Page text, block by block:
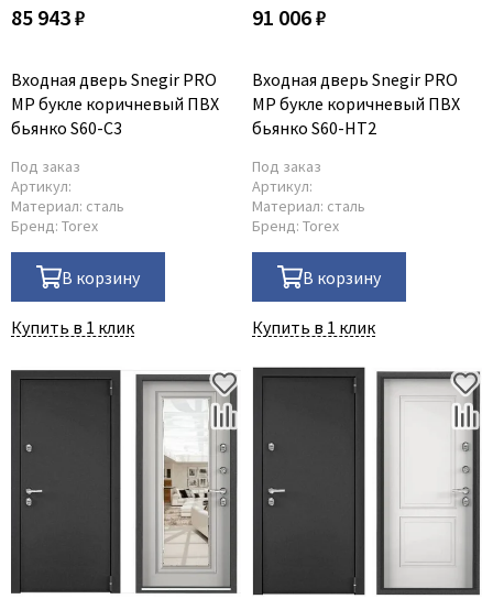
Eclisse
Fantom
Fimet
Fuaro
GlassTur
Hausdoors
Kapelli
Krona Koblenz
Legend
Line Doors
85 943 ₽
Входная дверь Snegir PRO
MP букле коричневый ПВХ
бьянко S60-C3
Под заказ
Артикул:
Материал: сталь
Бренд: Torex
В корзину
Купить в 1 клик
91 006 ₽
Входная дверь Snegir PRO
MP букле коричневый ПВХ
бьянко S60-HT2
Под заказ
Артикул:
Материал: сталь
Бренд: Torex
В корзину
Купить в 1 клик